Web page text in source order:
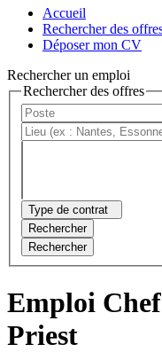
Accueil
Rechercher des
Déposer mon CV
Rechercher un emploi
Rechercher des offres
Type de contrat
Rechercher
Rechercher
Emploi
Priest